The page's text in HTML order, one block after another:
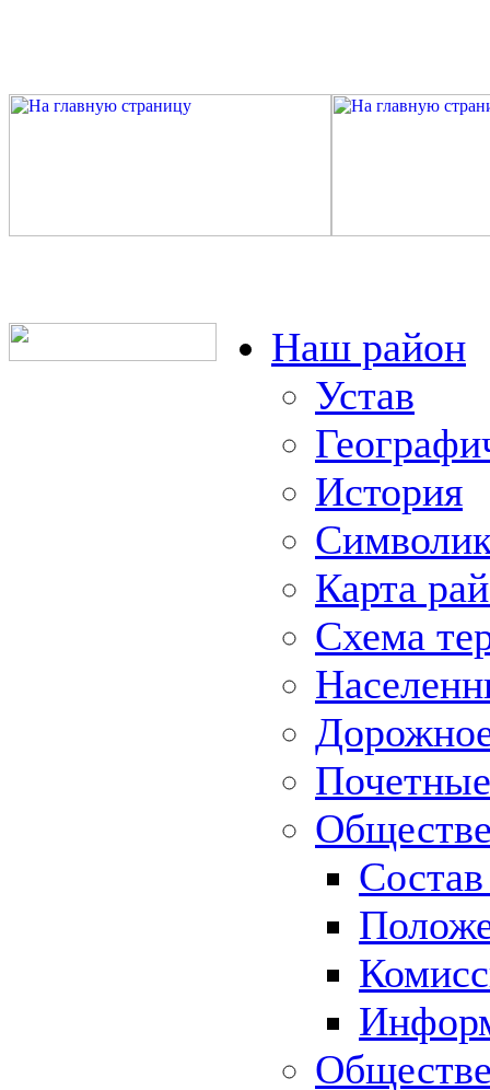
Наш район
Устав
История
Карта
Схема